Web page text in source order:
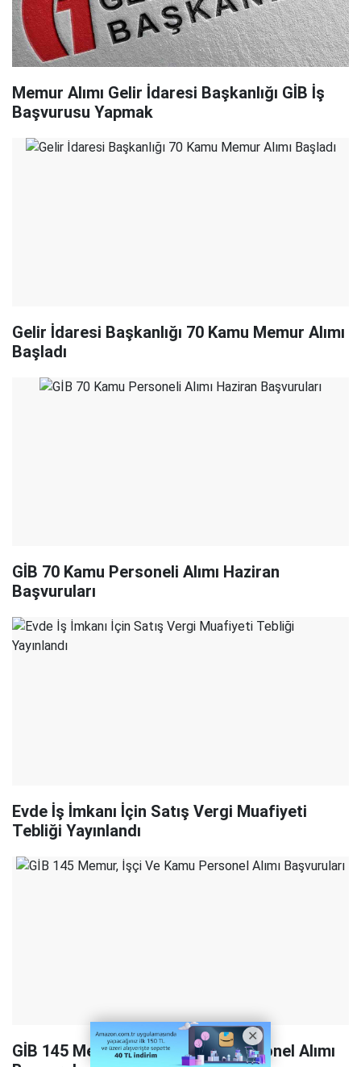
Memur Alımı Gelir İdaresi Başkanlığı GİB İş
Başvurusu Yapmak
Gelir İdaresi Başkanlığı 70 Kamu Memur Alımı
Başladı
GİB 70 Kamu Personeli Alımı Haziran
Başvuruları
Evde İş İmkanı İçin Satış Vergi Muafiyeti
Tebliği Yayınlandı
GİB 145 Memur, İşçi Ve Kamu Personel Alımı